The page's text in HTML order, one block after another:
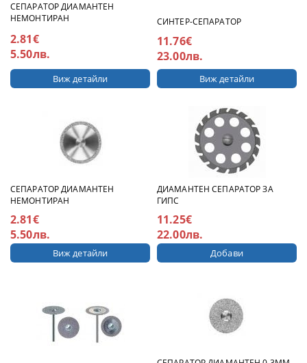
СЕПАРАТОР ДИАМАНТЕН
НЕМОНТИРАН
2.81€
5.50лв.
Виж детайли
СИНТЕР-СЕПАРАТОР
11.76€
23.00лв.
Виж детайли
СЕПАРАТОР ДИАМАНТЕН
НЕМОНТИРАН
2.81€
5.50лв.
Виж детайли
ДИАМАНТЕН СЕПАРАТОР ЗА
ГИПС
11.25€
22.00лв.